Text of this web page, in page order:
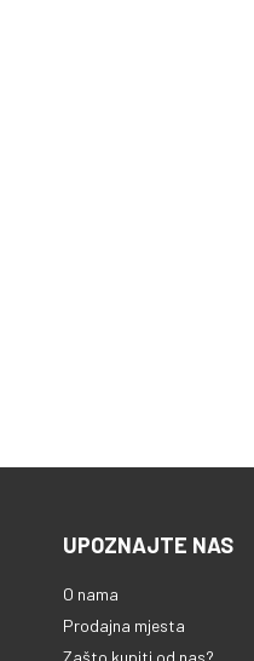
UPOZNAJTE NAS
O nama
Prodajna mjesta